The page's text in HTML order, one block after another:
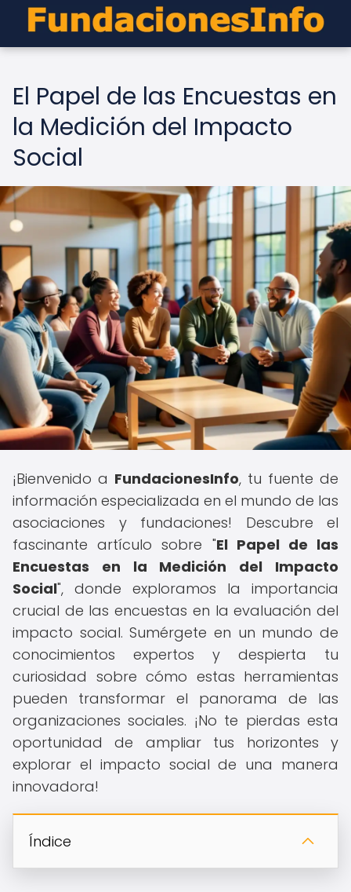
El Papel de las Encuestas en
la Medición del Impacto
Social
¡Bienvenido a FundacionesInfo, tu fuente de
información especializada en el mundo de las
asociaciones y fundaciones! Descubre el
fascinante artículo sobre "El Papel de las
Encuestas en la Medición del Impacto
Social", donde exploramos la importancia
crucial de las encuestas en la evaluación del
impacto social. Sumérgete en un mundo de
conocimientos expertos y despierta tu
curiosidad sobre cómo estas herramientas
pueden transformar el panorama de las
organizaciones sociales. ¡No te pierdas esta
oportunidad de ampliar tus horizontes y
explorar el impacto social de una manera
innovadora!
Índice